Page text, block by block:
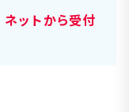
ットから受付